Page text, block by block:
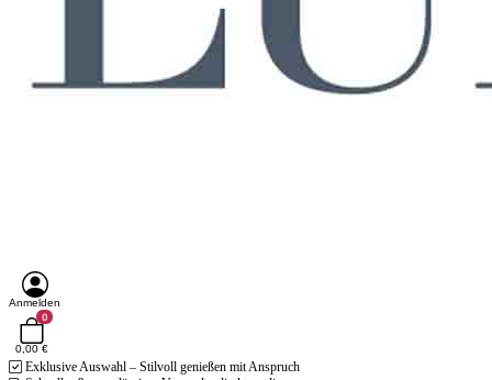
Anmelden
0
0,00 €
Exklusive Auswahl – Stilvoll genießen mit Anspruch